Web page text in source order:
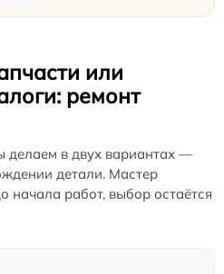
или
ремонт
делаем в двух вариантах —
детали. Мастер
начала работ, выбор остаётся